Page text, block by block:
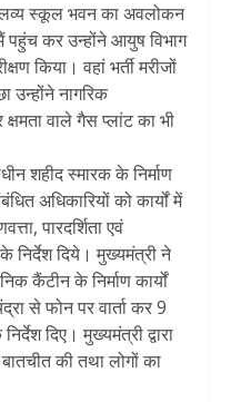
स्कूल भवन का अवलोकन
पहुंच कर उन्होंने आयुष विभाग
किया। वहां भर्ती मरीजों
उन्होंने नागरिक
वाले गैस प्लांट का भी
शहीद स्मारक के निर्माण
अधिकारियों को कार्यों में
पारदर्शिता एवं
निर्देश दिये। मुख्यमंत्री ने
कैंटीन के निर्माण कार्यों
से फोन पर वार्ता कर 9
दिए। मुख्यमंत्री द्वारा
की तथा लोगों का